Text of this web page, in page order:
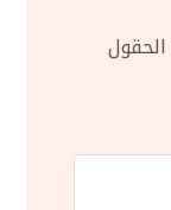
الحقول